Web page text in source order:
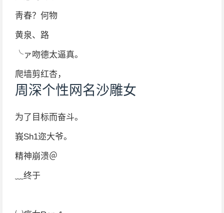
靑春？何物
黄泉、路
╰ァ吻德太逼真。
爬墙剪红杏，
周深个性网名沙雕女
为了目标而奋斗。
峩Sh1迩大爷。
精神崩溃＠
﹏终于